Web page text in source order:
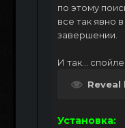
по этому
все так явно
завершении.
И так...
Установка: